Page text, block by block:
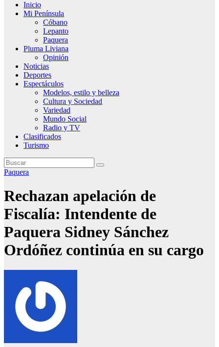
Inicio
Mi Península
Cóbano
Lepanto
Paquera
Pluma Liviana
Opinión
Noticias
Deportes
Espectáculos
Modelos, estilo y belleza
Cultura y Sociedad
Variedad
Mundo Social
Radio y TV
Clasificados
Turismo
Paquera
Rechazan apelación de
Fiscalía: Intendente de
Paquera Sidney Sánchez
Ordóñez continúa en su cargo